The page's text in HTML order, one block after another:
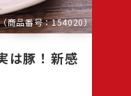
商品番号：154020）
は豚！新感